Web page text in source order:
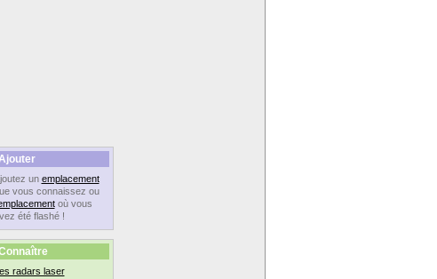
un emplacement
vous connaissez ou
où vous
été flashé !
radars laser